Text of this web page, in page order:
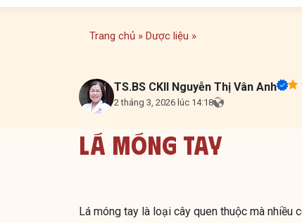
Trang chủ » Dược liệu »
TS.BS CKII Nguyễn Thị Vân Anh
2 tháng 3, 2026 lúc 14:18
Lá Móng Tay
Lá móng tay là loại cây quen thuộc mà nhiều